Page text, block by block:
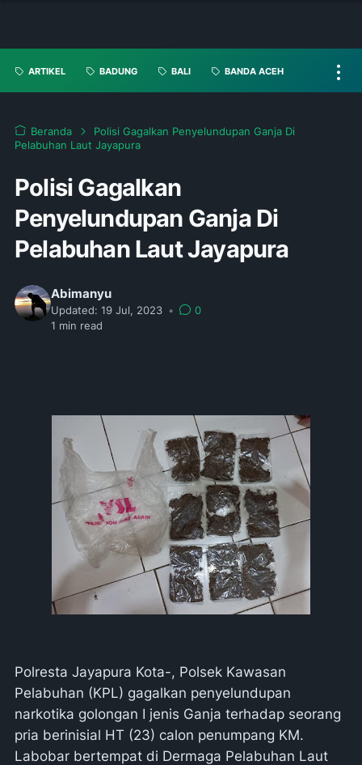
ARTIKEL BADUNG BALI BANDA ACEH
Beranda
Polisi Gagalkan Penyelundupan Ganja Di
Pelabuhan Laut Jayapura
Polisi Gagalkan
Penyelundupan Ganja Di
Pelabuhan Laut Jayapura
Abimanyu
Updated: 19 Jul, 2023 •
0
1 min read
Polresta Jayapura Kota-, Polsek Kawasan
Pelabuhan (KPL) gagalkan penyelundupan
narkotika golongan I jenis Ganja terhadap seorang
pria berinisial HT (23) calon penumpang KM.
Labobar bertempat di Dermaga Pelabuhan Laut